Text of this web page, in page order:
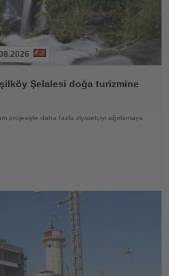
Şelalesi doğa turizmine
projesiyle daha fazla ziyaretçiyi ağırlamaya